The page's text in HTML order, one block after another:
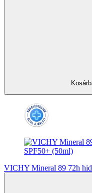
VICHY Mineral 89 72h